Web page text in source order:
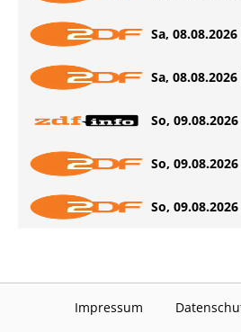
Sa,
Sa,
So,
So,
So,
Impressum